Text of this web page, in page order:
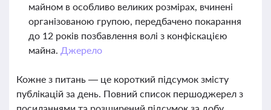
майном в особливо великих розмірах, вчинені
організованою групою, передбачено покарання
до 12 років позбавлення волі з конфіскацією
майна. Джерело
Кожне з питань — це короткий підсумок змісту
публікацій за день. Повний список першоджерел з